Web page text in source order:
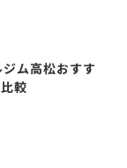
ム高松おすす
較